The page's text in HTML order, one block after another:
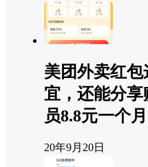
美团外卖红包
宜，还能分享
员8.8元一个月
20年9月20日